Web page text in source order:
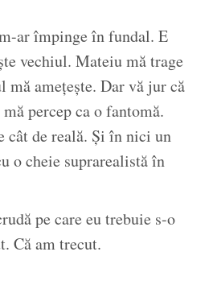
ar împinge în fundal. E
vechiul. Mateiu mă trage
amețește. Dar vă jur că
percep ca o fantomă.
cât de reală. Și în nici un
o cheie suprarealistă în
pe care eu trebuie s-o
Că am trecut.